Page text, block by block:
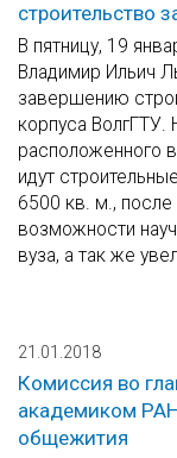
строительство
В пятницу, 19
Владимир Ильич
завершению
корпуса
расположенного
идут
6500 кв. м.,
возможности
вуза, а так же
21.01.2018
Комиссия во
академиком
общежития